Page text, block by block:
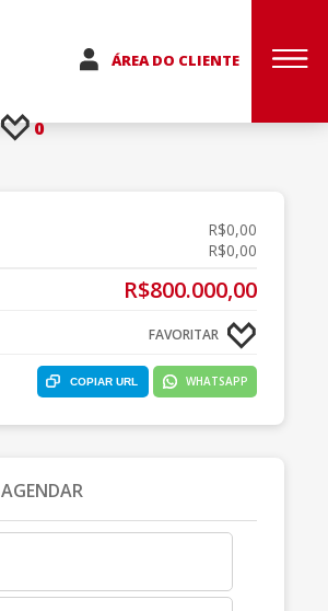
ÁREA DO CLIENTE
0
R$0,00
R$0,00
R$800.000,00
FAVORITAR
WHATSAPP
COPIAR URL
AGENDAR